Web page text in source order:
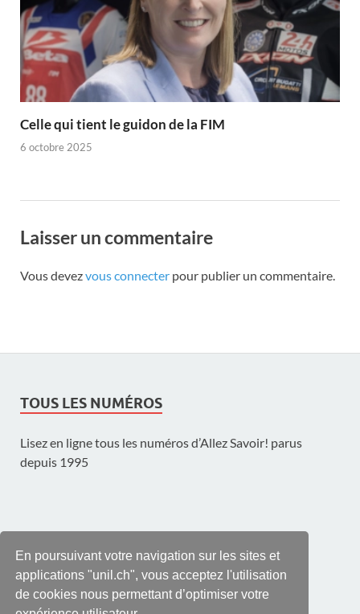
En poursuivant votre navigation sur les sites et
applications "unil.ch", vous acceptez l'utilisation
de cookies nous permettant d’optimiser votre
Celle qui tient le guidon de la FIM
6 octobre 2025
Laisser un commentaire
Vous devezvous connecter pour publier un commentaire.
TOUS LES NUMÉROS
Lisez en ligne tous les numéros d’Allez Savoir! parus
depuis 1995